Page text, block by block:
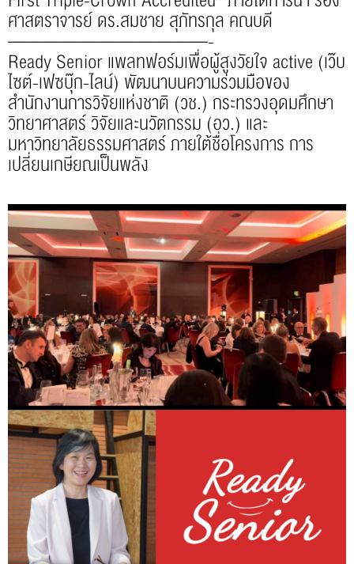
ศาสตราจารย์ ดร.สมชาย สุภัทรกุล คณบดี
———————————-
Ready Senior แพลทฟอร์มเพื่อผู้สูงวัยใจ active (เว๊บ
ไซต์-เฟซบุ๊ก-ไลน์) พัฒนาบนความร่วมมือของ
สำนักงานการวิจัยแห่งชาติ (วช.) กระทรวงอุดมศึกษา
วิทยาศาสตร์ วิจัยและนวัตกรรม (อว.) และ
มหาวิทยาลัยธรรมศาสตร์ ภายใต้ชื่อโครงการ การ
เปลี่ยนเกษียณเป็นพลัง